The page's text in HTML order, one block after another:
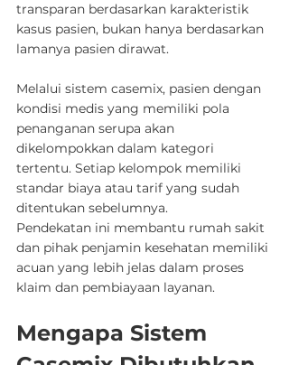
transparan berdasarkan karakteristik
kasus pasien, bukan hanya berdasarkan
lamanya pasien dirawat.
Melalui sistem casemix, pasien dengan
kondisi medis yang memiliki pola
penanganan serupa akan
dikelompokkan dalam kategori
tertentu. Setiap kelompok memiliki
standar biaya atau tarif yang sudah
ditentukan sebelumnya.
Pendekatan ini membantu rumah sakit
dan pihak penjamin kesehatan memiliki
acuan yang lebih jelas dalam proses
klaim dan pembiayaan layanan.
Mengapa Sistem